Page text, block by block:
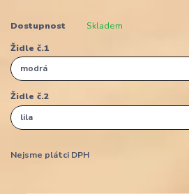
Dostupnost Skladem
Židle č.1
Židle č.2
Nejsme plátci DPH